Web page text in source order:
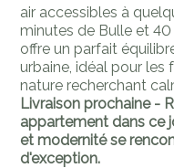
air accessibles à
minutes de Bulle et
offre un parfait
urbaine, idéal pour les
nature recherchant
Livraison prochaine -
appartement dans ce
et modernité se
d'exception.